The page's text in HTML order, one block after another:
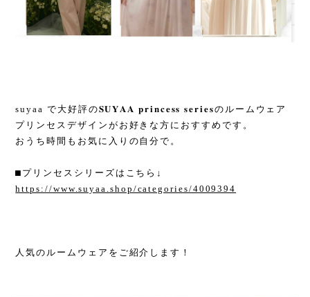
suyaa で大好評の𝐒𝐔𝐘𝐀𝐀 𝐩𝐫𝐢𝐧𝐜𝐞𝐬𝐬 𝐬𝐞𝐫𝐢𝐞𝐬のルームウェア
プリンセスデザインがお好きな方におすすめです。
おうち時間もお気に入りの自分で。
⬛︎プリンセスシリーズはこちら↓
https://www.suyaa.shop/categories/4009394
人気のルームウェアをご紹介します！